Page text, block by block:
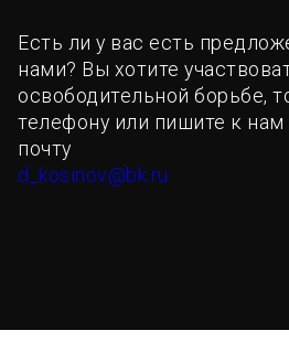
Есть ли у вас есть
нами? Вы хотите
освободительной борьбе,
телефону или пишите к
почту
d_kosinov@bk.ru